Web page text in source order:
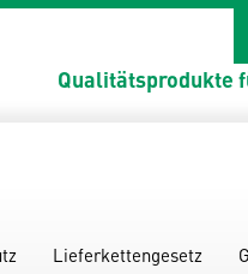
Qualitätsprodukte
Lieferkettengesetz